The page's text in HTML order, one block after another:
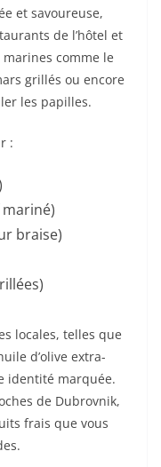
et savoureuse,
de l’hôtel et
comme le
grillés ou encore
les papilles.
:
braise)
locales, telles que
d’olive extra-
identité marquée.
de Dubrovnik,
frais que vous